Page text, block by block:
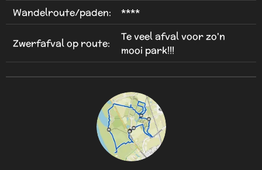
3
3
Wandelroute/paden:
****
Zwerfafval op route:
Te veel afval voor zo'n
mooi park!!!